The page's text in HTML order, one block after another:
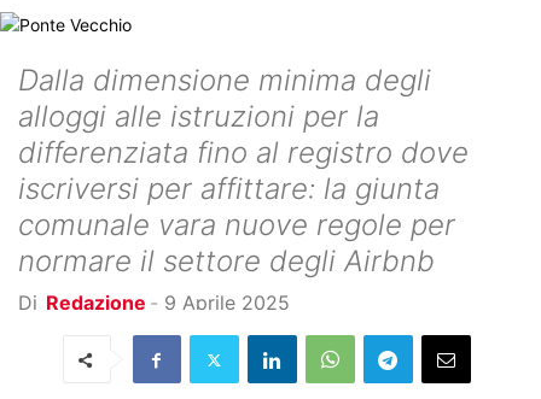
Dalla dimensione minima degli
alloggi alle istruzioni per la
differenziata fino al registro dove
iscriversi per affittare: la giunta
comunale vara nuove regole per
normare il settore degli Airbnb
Di Redazione - 9 Aprile 2025